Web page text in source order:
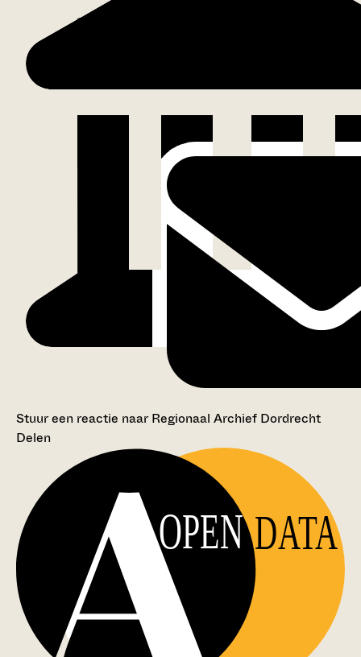
Stuur een reactie naar Regionaal Archief Dordrecht
Delen
OPEN DATA